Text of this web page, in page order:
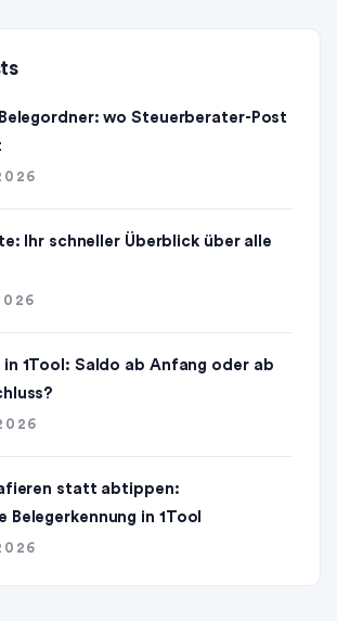
wo Steuerberater-Post
Ihr schneller Überblick über alle
in 1Tool: Saldo ab Anfang oder ab
statt abtippen:
in 1Tool